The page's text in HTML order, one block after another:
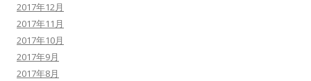
2017年12月
2017年11月
2017年10月
2017年9月
2017年8月